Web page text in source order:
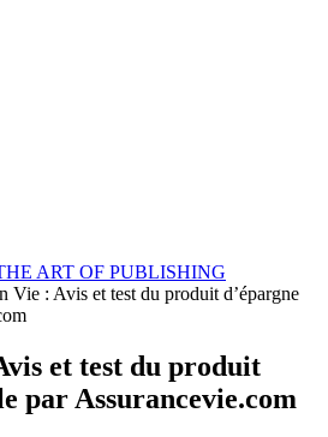
ART OF PUBLISHING
Vie : Avis et test du produit d’épargne
et test du produit
par Assurancevie.com